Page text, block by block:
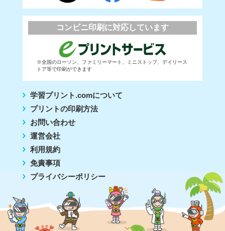
コンビニ印刷に対応しています
※全国のローソン、ファミリーマート、ミニストップ、デイリース
トア等で印刷ができます
学習プリント.comについて
プリントの印刷方法
お問い合わせ
運営会社
利用規約
免責事項
プライバシーポリシー